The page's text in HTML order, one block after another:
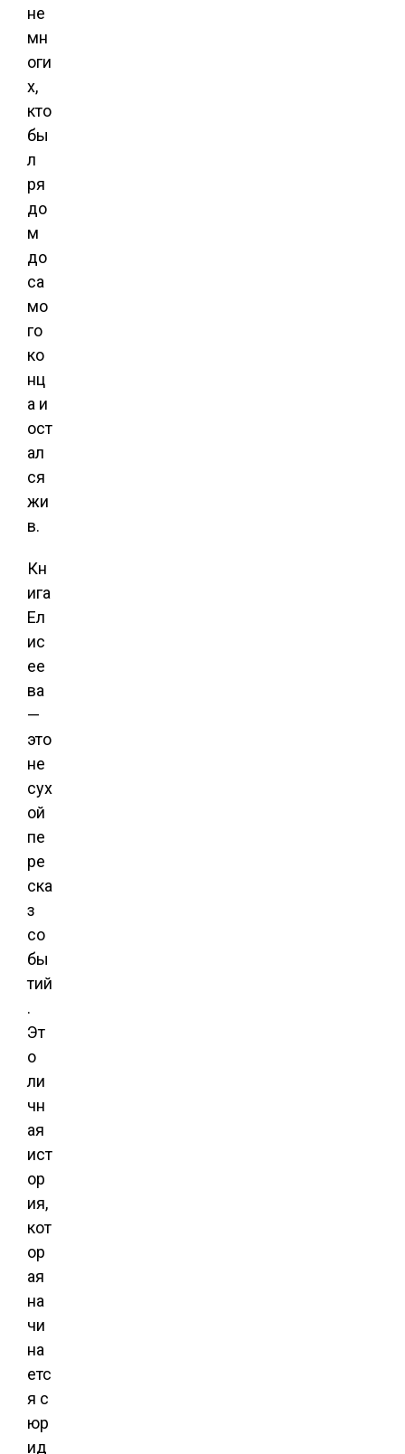
не
мн
оги
х,
кто
бы
л
ря
до
м
до
са
мо
го
ко
нц
а и
ост
ал
ся
жи
в.
Кн
ига
Ел
ис
ее
ва
—
это
не
сух
ой
пе
ре
ска
з
со
бы
тий
.
Эт
о
ли
чн
ая
ист
ор
ия,
кот
ор
ая
на
чи
на
етс
я с
юр
ид